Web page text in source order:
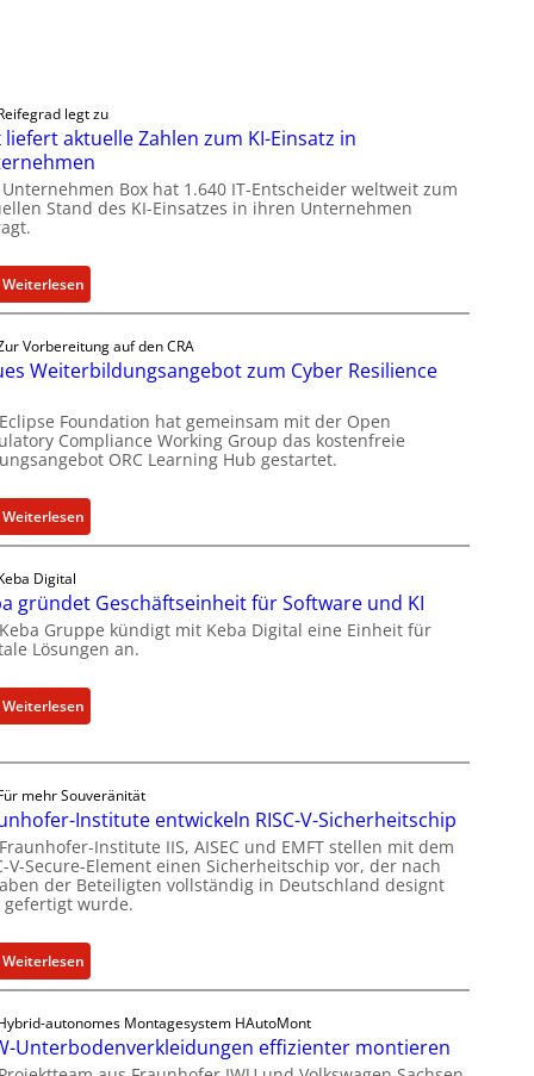
legt zu
liefert aktuelle Zahlen zum KI-Einsatz in
Unternehmen Box hat 1.640 IT-Entscheider weltweit zum
Stand des KI-Einsatzes in ihren Unternehmen
Weiterlesen:
B
x
l
e
f
t
t
u
e
l
l
Z
e
n
z
m
K
-
E
Vorbereitung auf den CRA
Weiterbildungsangebot zum Cyber Resilience
Foundation hat gemeinsam mit der Open
Compliance Working Group das kostenfreie
ORC Learning Hub gestartet.
Weiterlesen:
N
e
s
e
i
e
r
b
i
l
d
u
n
g
s
a
n
g
Digital
gründet Geschäftseinheit für Software und KI
Gruppe kündigt mit Keba Digital eine Einheit für
Lösungen an.
Weiterlesen:
K
a
g
r
ü
n
e
t
e
s
mehr Souveränität
Institute entwickeln RISC-V-Sicherheitschip
Institute IIS, AISEC und EMFT stellen mit dem
V-Secure-Element einen Sicherheitschip vor, der nach
der Beteiligten vollständig in Deutschland designt
wurde.
Weiterlesen:
F
a
u
autonomes Montagesystem HAutoMont
Unterbodenverkleidungen effizienter montieren